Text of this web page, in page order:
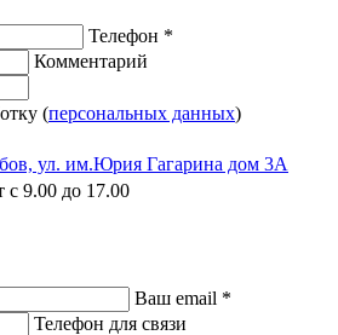
Телефон *
Комментарий
(персональных данных)
ул. им.Юрия Гагарина дом 3А
9.00 до 17.00
Ваш email *
Телефон для связи